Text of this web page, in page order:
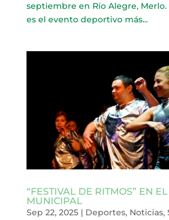
septiembre en Río Alegre, Merlo.
es el evento deportivo más...
“FESTIVAL DE RITMOS” EN
MUNICIPAL
Sep 22, 2025| Deportes, Noticias,